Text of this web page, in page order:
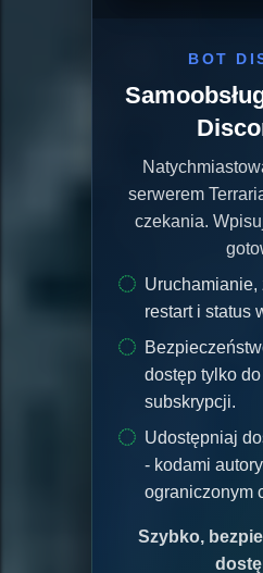
BOT
serwerem
czekania.
Uruchamianie,
restart i status
dostęp tylko
subskrypcji.
Udostępniaj
- kodami
ograniczonym
Szybko,